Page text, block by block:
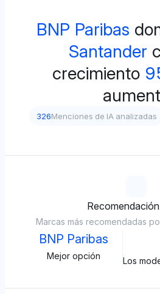
BNP Paribas
Santander
crecimiento
326Menciones de IA analizadas
Marcas más recomendadas
BNP Paribas
Mejor opción Los